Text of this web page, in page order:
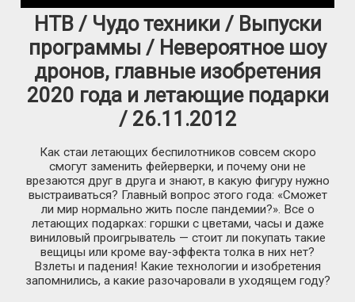
НТВ / Чудо техники / Выпуски
программы / Невероятное шоу
дронов, главные изобретения
2020 года и летающие подарки
/ 26.11.2012
Как стаи летающих беспилотников совсем скоро
смогут заменить фейерверки, и почему они не
врезаются друг в друга и знают, в какую фигуру нужно
выстраиваться? Главный вопрос этого года: «Сможет
ли мир нормально жить после пандемии?». Все о
летающих подарках: горшки с цветами, часы и даже
виниловый проигрыватель — стоит ли покупать такие
вещицы или кроме вау-эффекта толка в них нет?
Взлеты и падения! Какие технологии и изобретения
запомнились, а какие разочаровали в уходящем году?